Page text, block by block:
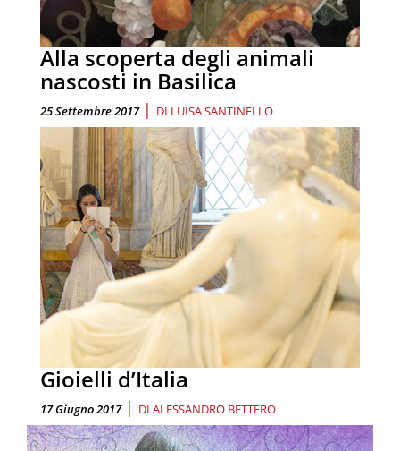
Alla scoperta degli animali
nascosti in Basilica
25 Settembre 2017 | DI LUISA SANTINELLO
Gioielli d’Italia
17 Giugno 2017 | DI ALESSANDRO BETTERO